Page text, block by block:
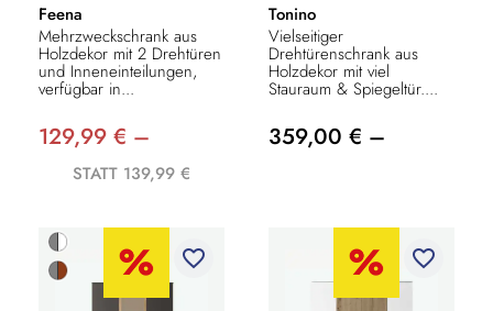
Feena
Mehrzweckschrank aus
Holzdekor mit 2 Drehtüren
und Inneneinteilungen,
verfügbar in...
129,99 € –
STATT 139,99 €
Tonino
Vielseitiger
Drehtürenschrank aus
Holzdekor mit viel
Stauraum & Spiegeltür....
359,00 € –
favorite_border favorite_border